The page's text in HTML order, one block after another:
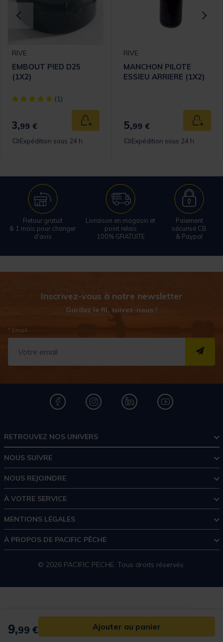
9,99 € Ajouter au panier
Rating
panier
RIVE
EMBOUT PIED D25
(1X2)
[object Object] out of 5 Customer Rating
(1)
3,99 € Ajouter au panier
Expédition sous 24 h
RIVE
MANCHON PILOTE
ESSIEU ARRIERE (1X2)
5,99 €
Expédition sous 24 h
Retour gratuit
& 1 mois pour changer
d'avis
Livraison en magasin et
point relais
100% GRATUITE
Paiement
sécurisé CB
& Paypal
Inscrivez-vous à notre newsletter
Gardez le fil, suivez-nous !
* Email
RETROUVEZ NOS UNIVERS
NOUS SUIVRE
NOUS REJOINDRE
À VOTRE SERVICE
MENTIONS LÉGALES
À PROPOS DE PACIFIC PÊCHE
© 2026 PACIFIC PECHE. Tous droits réservés.